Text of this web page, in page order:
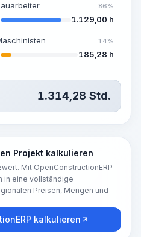
86%
1.129,00 h
14%
185,28 h
1.314,28 Std.
Projekt kalkulieren
Mit OpenConstructionERP
in eine vollständige
Preisen, Mengen und
kalkulieren